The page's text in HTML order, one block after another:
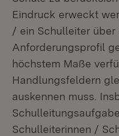
Eindruck erweckt
/ ein Schulleiter
Anforderungsprofil
höchstem Maße
Handlungsfeldern
auskennen muss.
Schulleiterinnen /